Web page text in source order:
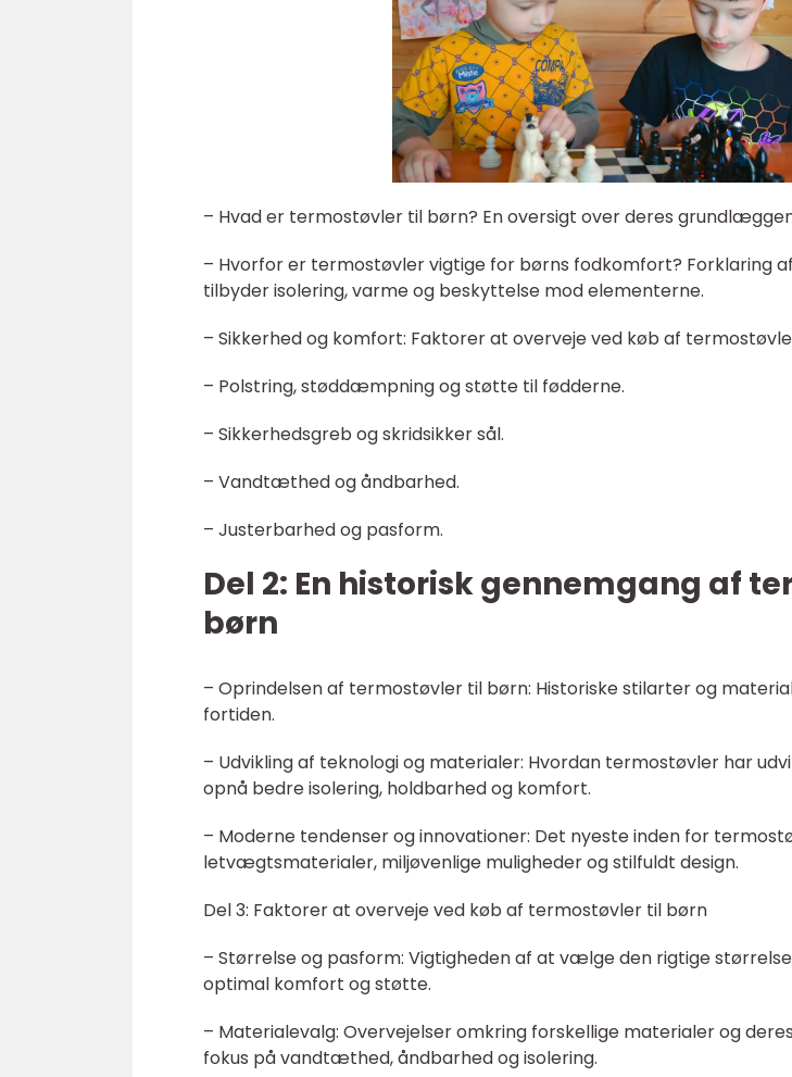
– Hvad er termostøvler til børn? En oversigt over deres
– Hvorfor er termostøvler vigtige for børns fodkomfort? Forklaring
tilbyder isolering, varme og beskyttelse mod elementerne.
– Sikkerhed og komfort: Faktorer at overveje ved køb af
– Polstring, støddæmpning og støtte til fødderne.
– Sikkerhedsgreb og skridsikker sål.
– Vandtæthed og åndbarhed.
– Justerbarhed og pasform.
Del 2: En historisk gennemgang af
børn
– Oprindelsen af termostøvler til børn: Historiske stilarter og
fortiden.
– Udvikling af teknologi og materialer: Hvordan termostøvler har
opnå bedre isolering, holdbarhed og komfort.
– Moderne tendenser og innovationer: Det nyeste inden for
letvægtsmaterialer, miljøvenlige muligheder og stilfuldt design.
Del 3: Faktorer at overveje ved køb af termostøvler til børn
– Størrelse og pasform: Vigtigheden af at vælge den rigtige
optimal komfort og støtte.
– Materialevalg: Overvejelser omkring forskellige materialer og
fokus på vandtæthed, åndbarhed og isolering.